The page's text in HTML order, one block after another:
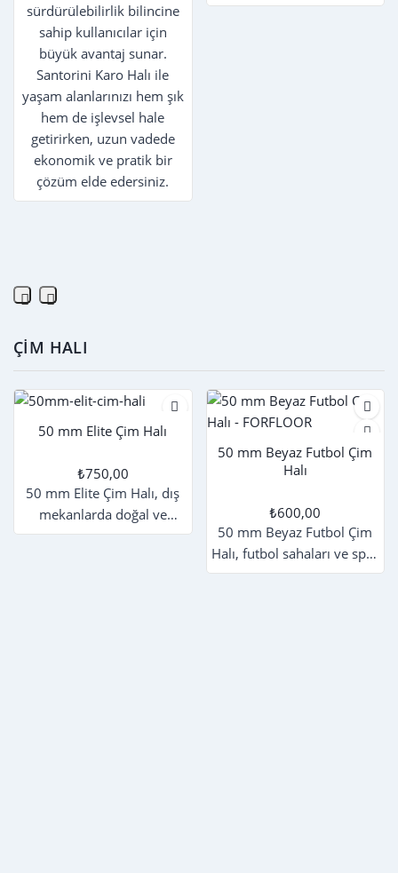
sürdürülebilirlik bilincine
sahip kullanıcılar için
büyük avantaj sunar.
Santorini Karo Halı ile
yaşam alanlarınızı hem şık
hem de işlevsel hale
getirirken, uzun vadede
ekonomik ve pratik bir
çözüm elde edersiniz.
ÇİM HALI
50 mm Elite Çim Halı
₺750,00
50 mm Elite Çim Halı, dış
mekanlarda doğal ve
estetik bir zemin kaplaması
50 mm Beyaz Futbol Çim
Halı
₺600,00
50 mm Beyaz Futbol Çim
Halı, futbol sahaları ve spor
alanları için tasarlanmış